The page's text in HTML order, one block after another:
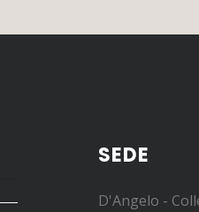
SEDE
D'Angelo -